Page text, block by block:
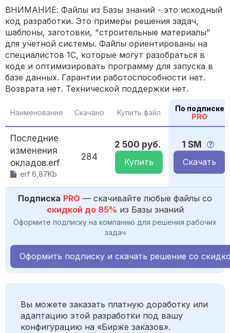
ВНИМАНИЕ: Файлы из Базы знаний - это исходный
код разработки. Это примеры решения задач,
шаблоны, заготовки, "строительные материалы"
для учетной системы. Файлы ориентированы на
специалистов 1С, которые могут разобраться в
коде и оптимизировать программу для запуска в
базе данных. Гарантии работоспособности нет.
Возврата нет. Технической поддержки нет.
Наименование Скачано Купить файл
По подписке
PRO
Последние
изменения
окладов.erf
.erf 6,87Kb
284
2 500 руб.
Купить
1 SM
Скачать
Подписка PRO — скачивайте любые файлы со
скидкой до 85% из Базы знаний
Оформите подписку на компанию для решения рабочих
задач
Оформить подписку и скачать решение со
Вы можете заказать платную доработку или
адаптацию этой разработки под вашу
конфигурацию на «Бирже заказов».